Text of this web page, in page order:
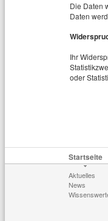
Die Daten
Daten
Ihr
oder
Startseite
Aktuelles
News